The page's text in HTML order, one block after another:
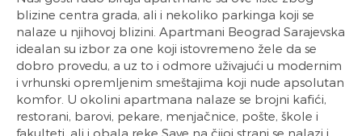
blizine centra grada, ali i nekoliko parkinga koji se
nalaze u njihovoj blizini. Apartmani Beograd Sarajevska
idealan su izbor za one koji istovremeno žele da se
dobro provedu, a uz to i odmore uživajući u modernim
i vrhunski opremljenim smeštajima koji nude apsolutan
komfor. U okolini apartmana nalaze se brojni kafići,
restorani, barovi, pekare, menjačnice, pošte, škole i
fakulteti, ali i obala reke Save na čijoj strani se nalazi i